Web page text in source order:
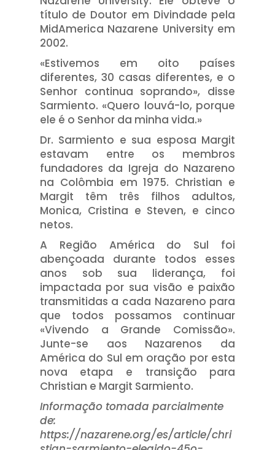
título de Doutor em Divindade pela
MidAmerica Nazarene University em
2002.
«Estivemos em oito países
diferentes, 30 casas diferentes, e o
Senhor continua soprando», disse
Sarmiento. «Quero louvá-lo, porque
ele é o Senhor da minha vida.»
Dr. Sarmiento e sua esposa Margit
estavam entre os membros
fundadores da Igreja do Nazareno
na Colômbia em 1975. Christian e
Margit têm três filhos adultos,
Monica, Cristina e Steven, e cinco
netos.
A Região América do Sul foi
abençoada durante todos esses
anos sob sua liderança, foi
impactada por sua visão e paixão
transmitidas a cada Nazareno para
que todos possamos continuar
«Vivendo a Grande Comissão».
Junte-se aos Nazarenos da
América do Sul em oração por esta
nova etapa e transição para
Christian e Margit Sarmiento.
Informação tomada parcialmente
de:
https://nazarene.org/es/article/chri